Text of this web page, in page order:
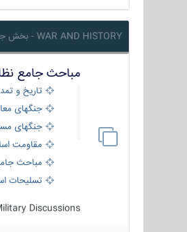
WAR AND HISTORY - بخش جنگ و تاریخ
مباحث جامع
تاریخ و
جنگهای
جنگهای
مقاومت
مباحث
تسلیحات
Discussions